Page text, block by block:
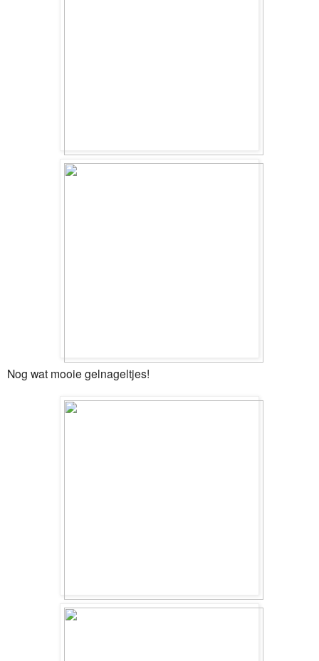
Nog wat mooie gelnageltjes!